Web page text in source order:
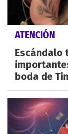
ATENCIÓN
Escándalo
boda de